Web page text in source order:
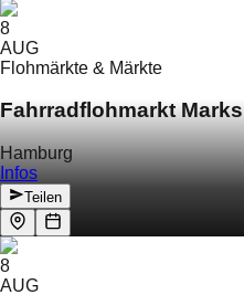
8
AUG
Flohmärkte & Märkte
Fahrradflohmarkt Marks
Hamburg
Infos
Teilen
8
AUG